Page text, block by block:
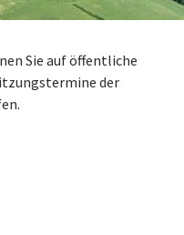
Sie auf öffentliche
der